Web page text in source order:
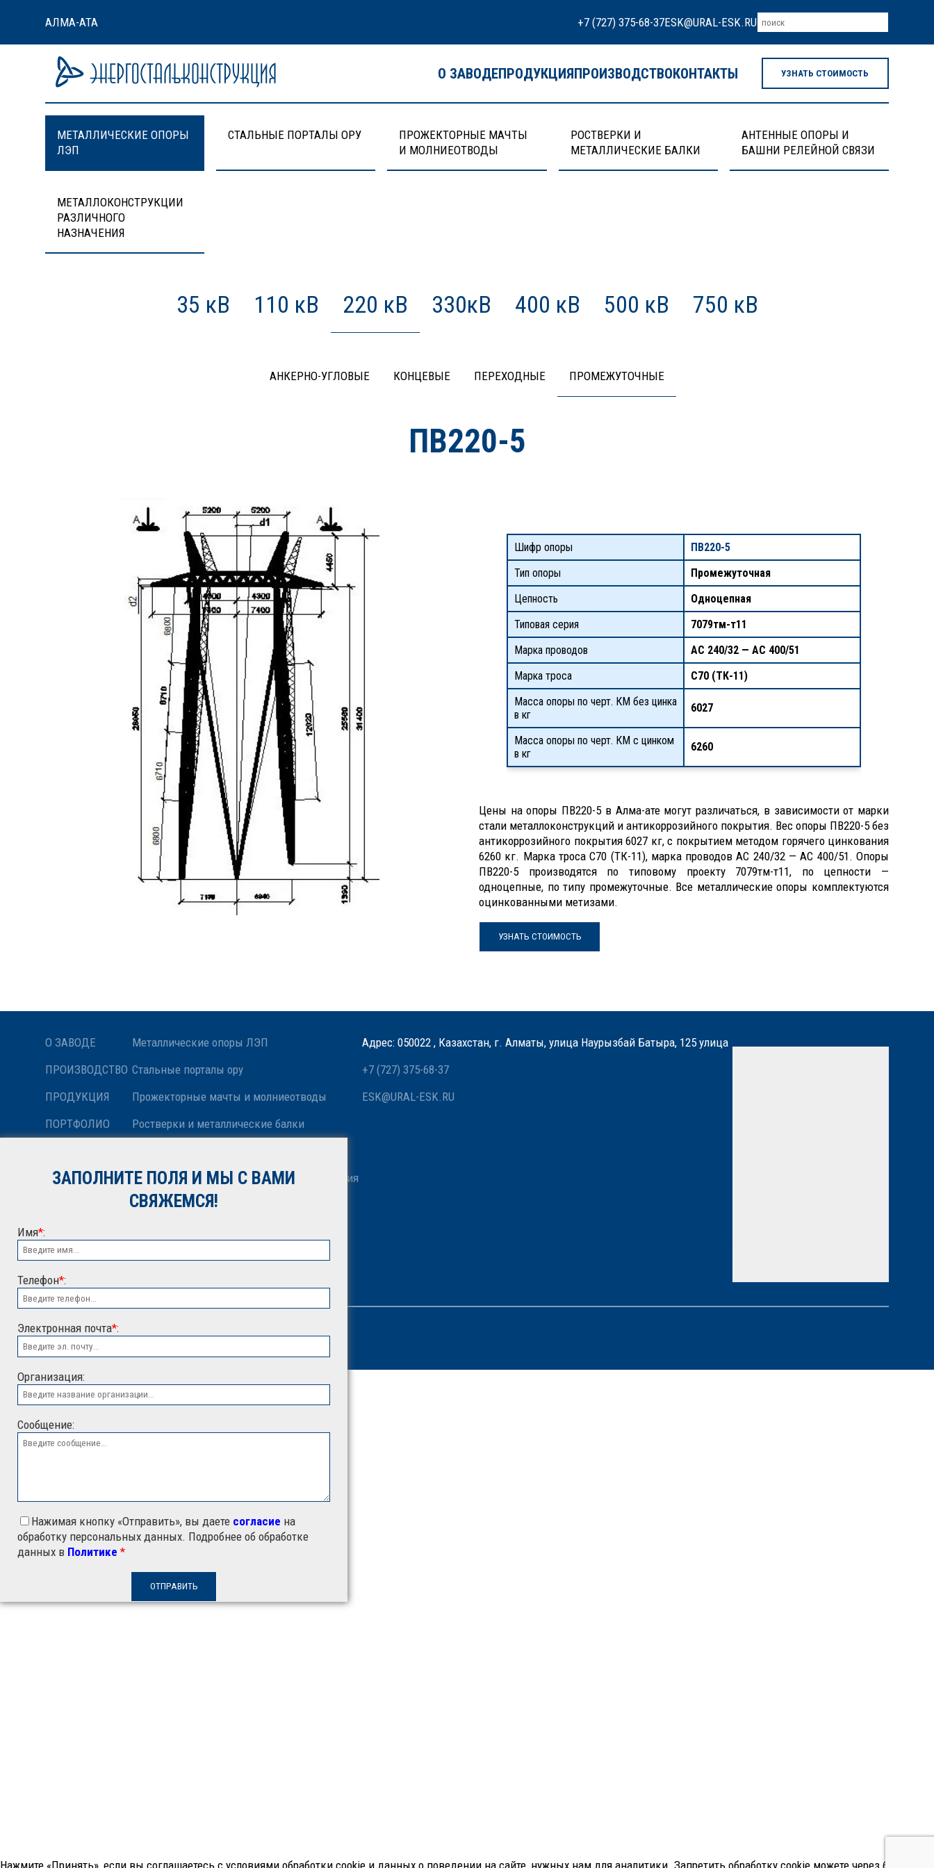
АЛМА-АТА +7 (727) 375-68-37ESK@URAL-ESK.RU
О ЗАВОДЕПРОДУКЦИЯПРОИЗВОДСТВОКОНТАКТЫ УЗНАТЬ СТОИМОСТЬ
МЕТАЛЛИЧЕСКИЕ ОПОРЫ
ЛЭП
СТАЛЬНЫЕ ПОРТАЛЫ ОРУ
ПРОЖЕКТОРНЫЕ МАЧТЫ
И МОЛНИЕОТВОДЫ
РОСТВЕРКИ И
МЕТАЛЛИЧЕСКИЕ БАЛКИ
АНТЕННЫЕ ОПОРЫ И
БАШНИ РЕЛЕЙНОЙ СВЯЗИ
МЕТАЛЛОКОНСТРУКЦИИ
РАЗЛИЧНОГО
НАЗНАЧЕНИЯ
35 кВ 110 кВ 220 кВ 330кВ 400 кВ 500 кВ 750 кВ
АНКЕРНО-УГЛОВЫЕ КОНЦЕВЫЕ ПЕРЕХОДНЫЕ ПРОМЕЖУТОЧНЫЕ
ПВ220-5
Шифр опоры
ПВ220-5
Тип опоры
Промежуточная
Цепность
Одноцепная
Типовая серия
7079тм-т11
Марка проводов
АС 240/32 — АС 400/51
Марка троса
С70 (ТК-11)
Масса опоры по черт. КМ без цинка
в кг
6027
Масса опоры по черт. КМ с цинком
в кг
6260
Цены на опоры ПВ220-5 в Алма-ате могут различаться, в зависимости от марки
стали металлоконструкций и антикоррозийного покрытия. Вес опоры ПВ220-5 без
антикоррозийного покрытия 6027 кг, с покрытием методом горячего цинкования
6260 кг. Марка троса С70 (ТК-11), марка проводов АС 240/32 — АС 400/51. Опоры
ПВ220-5 производятся по типовому проекту 7079тм-т11, по цепности —
одноцепные, по типу промежуточные. Все металлические опоры комплектуются
оцинкованными метизами.
УЗНАТЬ СТОИМОСТЬ
О ЗАВОДЕ
ПРОИЗВОДСТВО
ПРОДУКЦИЯ
ПОРТФОЛИО
КОНТАКТЫ
Металлические опоры ЛЭП
Стальные порталы ору
Прожекторные мачты и молниеотводы
Ростверки и металлические балки
Металлоконструкции различного назначения
Адрес: 050022 , Казахстан, г. Алматы, улица Наурызбай Батыра, 125 улица
+7 (727) 375-68-37
ESK@URAL-ESK.RU
ООО "ЭСК"
ЗАПОЛНИТЕ ПОЛЯ И МЫ С ВАМИ
СВЯЖЕМСЯ!
Имя*:
Телефон*:
Электронная почта*:
Организация:
Сообщение:
Нажимая кнопку «Отправить», вы даете согласие на
обработку персональных данных. Подробнее об обработке
данных в Политике *
Нажмите «Принять», если вы соглашаетесь с условиями обработки cookie и данных о поведении на сайте, нужных нам для аналитики. Запретить обработку cookie можете через браузер.